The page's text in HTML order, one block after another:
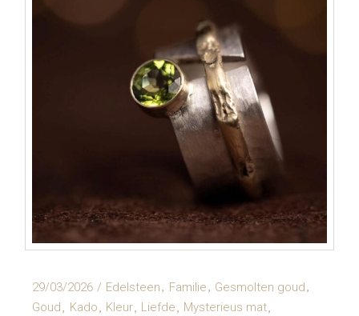
29/03/2026 Edelsteen Familie
Gesmolten goud
Goud
Kado Kleur Liefde
Mysterieus mat